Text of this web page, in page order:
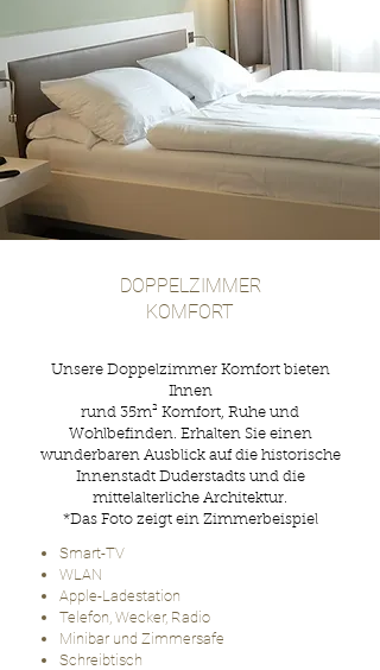
DOPPELZIMMER
KOMFORT
Unsere Doppelzimmer Komfort bieten
Ihnen
rund 35m² Komfort, Ruhe und
Wohlbefinden. Erhalten Sie einen
wunderbaren Ausblick auf die historische
Innenstadt Duderstadts und die
mittelalterliche Architektur.
*Das Foto zeigt ein Zimmerbeispiel
Smart-TV
WLAN
Apple-Ladestation
Telefon, Wecker, Radio
Minibar und Zimmersafe
Schreibtisch